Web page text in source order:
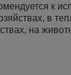
к
в
на